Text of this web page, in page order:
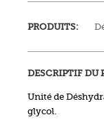
PRODUITS:
DESCRIPTIF DU
Unité de
glycol.